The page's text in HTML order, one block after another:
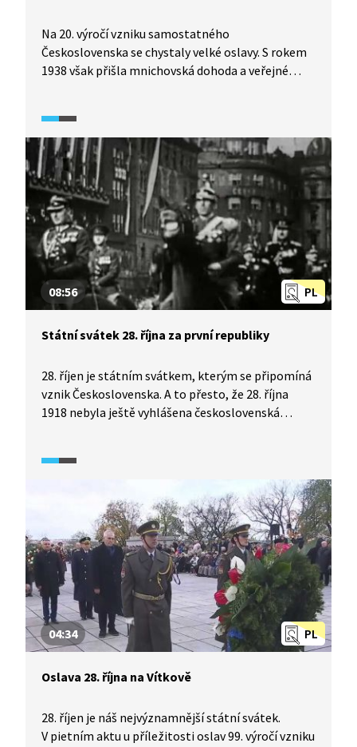
Na 20. výročí vzniku samostatného
Československa se chystaly velké oslavy. S rokem
1938 však přišla mnichovská dohoda a veřejné
1939 proběhla v Praze velká demonstrace. Další
protesty pak proběhly 17. listopadu, kdy došlo
k popravě českých studentů a uzavření vysokých
škol. Až do osvobození si 28. říjen připomínal
především zahraniční odboj, např. Benešovými
projevy vysílanými z exilu.
PL
08:56
Státní svátek 28. října za první republiky
28. říjen je státním svátkem, kterým se připomíná
vznik Československa. A to přesto, že 28. října
1918 nebyla ještě vyhlášena československá
v čase však potřebuje jeden den jako symbol.
Historie.cs. (2008)
PL
04:34
Oslava 28. října na Vítkově
28. říjen je náš nejvýznamnější státní svátek.
V pietním aktu u příležitosti oslav 99. výročí vzniku